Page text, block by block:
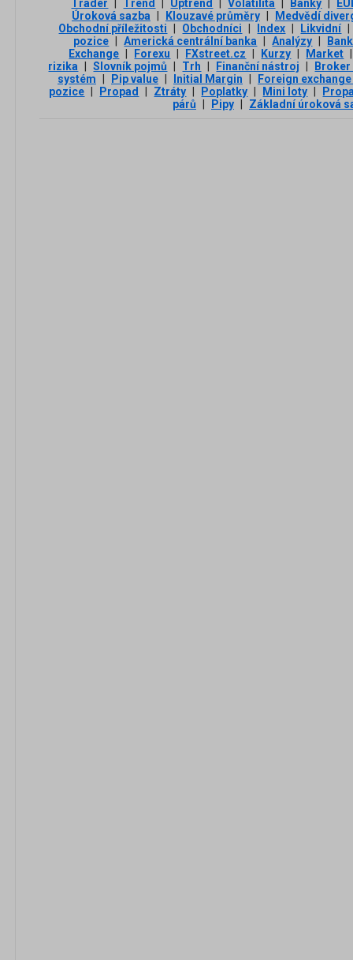
Trader Trend Uptrend Volatilita Banky
Úroková sazba
Klouzavé průměry
Medvědí
Obchodní příležitosti
Obchodníci Index Likvidní
pozice
Americká centrální banka Analýzy
Exchange
Forexu FXstreet.cz Kurzy Market
rizika
Slovník pojmů Trh Finanční nástroj
systém
Pip value Initial Margin
Foreign
pozice
Propad Ztráty Poplatky Mini loty
párů
Pipy Základní úroková